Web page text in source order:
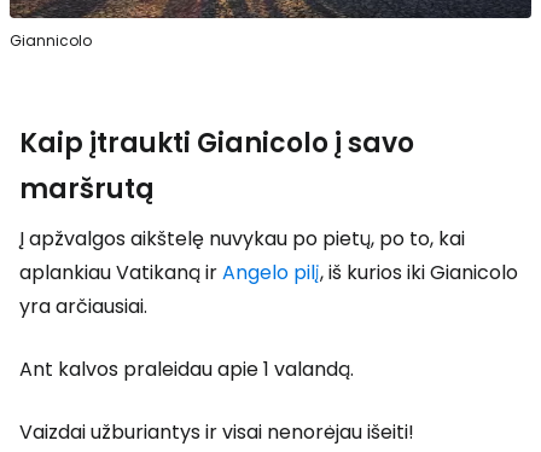
Giannicolo
Kaip įtraukti Gianicolo į savo
maršrutą
Į apžvalgos aikštelę nuvykau po pietų, po to, kai
aplankiau Vatikaną irAngelo pilį, iš kurios iki Gianicolo
yra arčiausiai.
Ant kalvos praleidau apie 1 valandą.
Vaizdai užburiantys ir visai nenorėjau išeiti!